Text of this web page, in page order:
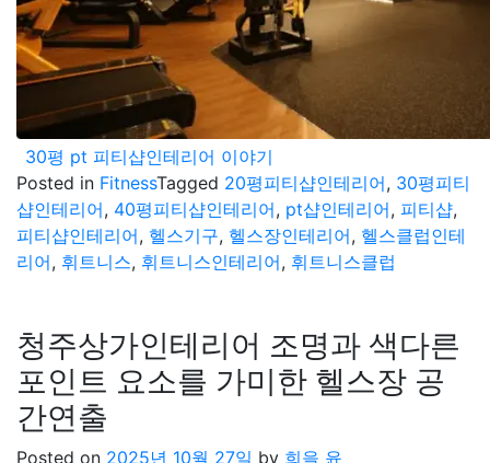
30평 pt 피티샵인테리어 이야기
Posted in FitnessTagged 20평피티샵인테리어, 30평피티
샵인테리어, 40평피티샵인테리어, pt샵인테리어, 피티샵,
피티샵인테리어, 헬스기구, 헬스장인테리어, 헬스클럽인테
리어, 휘트니스, 휘트니스인테리어, 휘트니스클럽
청주상가인테리어 조명과 색다른
포인트 요소를 가미한 헬스장 공
간연출
Posted on 2025년 10월 27일 by 희을 윤